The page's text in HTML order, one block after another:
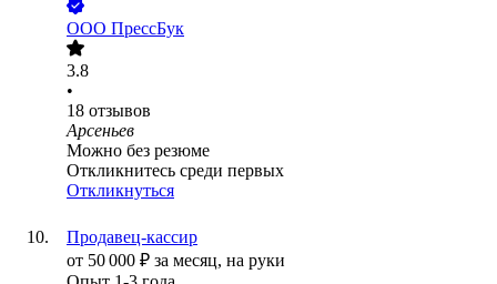
ООО ПрессБук
3.8
•
18 отзывов
Арсеньев
Можно без резюме
Откликнитесь среди первых
Откликнуться
Продавец-кассир
от 50 000 ₽ за месяц, на руки